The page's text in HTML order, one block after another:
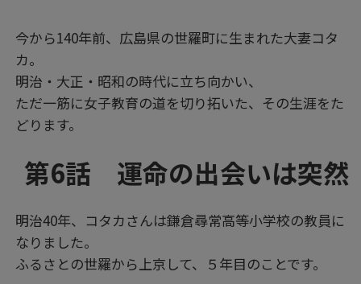
今から140年前、広島県の世羅町に生まれた大妻コタ
カ。
明治・大正・昭和の時代に立ち向かい、
ただ一筋に女子教育の道を切り拓いた、その生涯をた
どります。
第6話 運命の出会いは突然
明治40年、コタカさんは鎌倉尋常高等小学校の教員に
なりました。
ふるさとの世羅から上京して、５年目のことです。